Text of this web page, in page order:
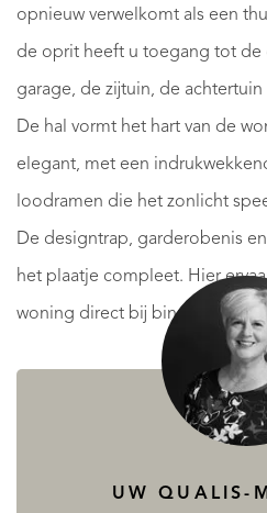
opnieuw verwelkomt als een
de oprit heeft u toegang tot
garage, de zijtuin, de
De hal vormt het hart van de
elegant, met een
loodramen die het zonlicht
De designtrap, garderobenis
het plaatje compleet. Hier
woning direct bij binnenkomst.
De woonkamer en leefkeuken
De living is een heerlijke ruimte
erker wordt de kamer
UW QUALIS-